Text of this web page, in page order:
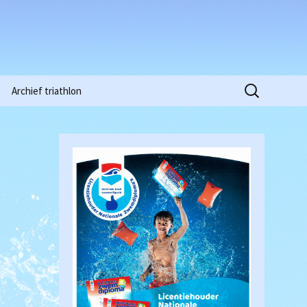
Clubkampioenschappen
Waterpolowedstrijd
Heren (18-03-2017)
Clubkampioenschappen
2018
Archief triathlon
Zoeken
naar: